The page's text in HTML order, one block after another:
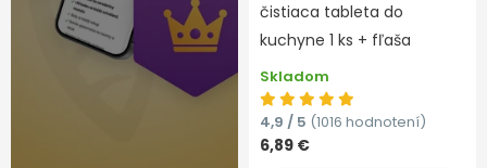
čistiaca tableta do
kuchyne 1 ks + fľaša
Skladom
4,9 / 5 (1016 hodnotení)
6,89 €